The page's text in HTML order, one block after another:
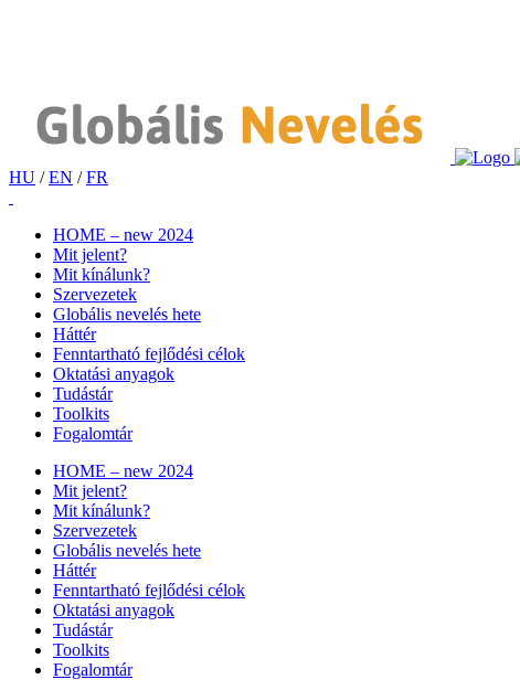
HU /EN /FR
HOME – new 2024
Mit jelent?
Mit kínálunk?
Szervezetek
Globális nevelés hete
Háttér
Fenntartható fejlődési célok
Oktatási anyagok
Tudástár
Toolkits
Fogalomtár
HOME – new 2024
Mit jelent?
Mit kínálunk?
Szervezetek
Globális nevelés hete
Háttér
Fenntartható fejlődési célok
Oktatási anyagok
Tudástár
Toolkits
Fogalomtár